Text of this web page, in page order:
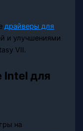
драйверы для
и улучшениями
VII.
Intel для
на